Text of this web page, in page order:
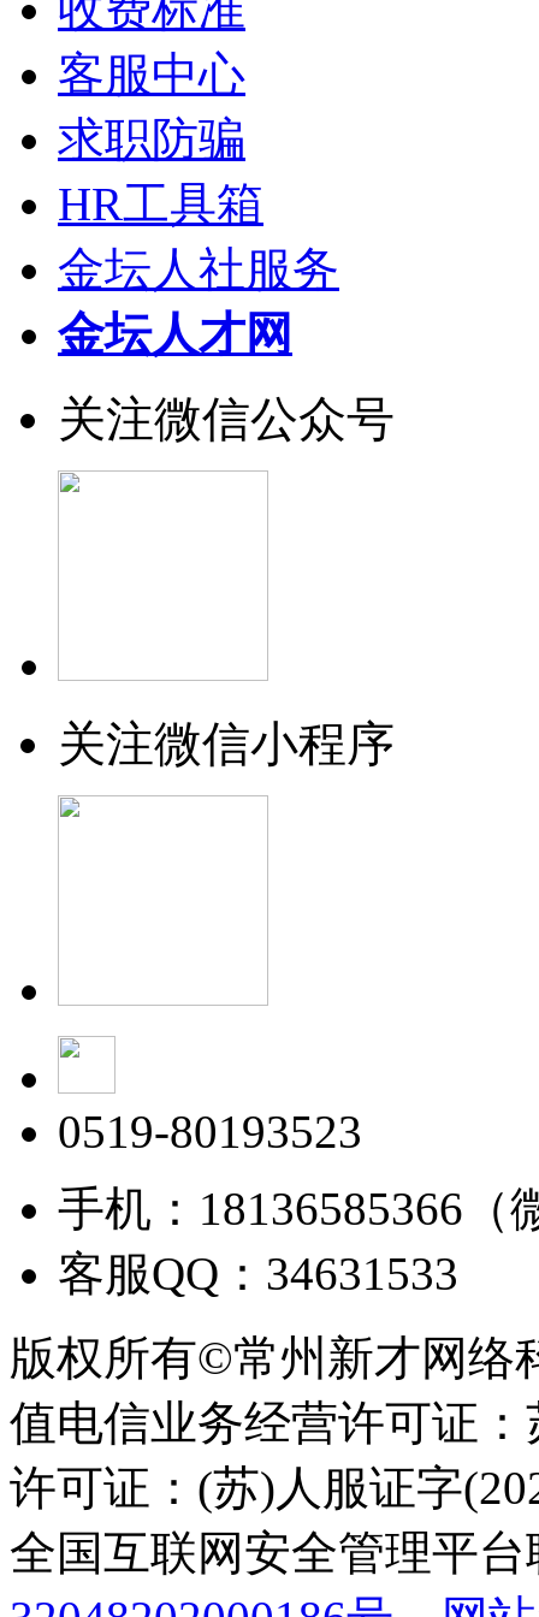
客服中心
求职防骗
HR工具箱
金坛人社服务
金坛人才网
关注微信公众号
关注微信小程序
0519-80193523
手机：18136585366（
客服QQ：34631533
版权所有©常州新才网络
值电信业务经营许可证
许可证：(苏)人服证字
全国互联网安全管理平